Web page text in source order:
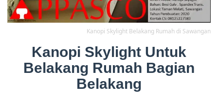
Kanopi Skylight Belakang Rumah di Sawangan
Kanopi Skylight Untuk
Belakang Rumah Bagian
Belakang